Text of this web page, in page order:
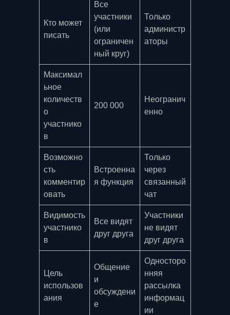
Кто может
писать
Все
участники
(или
ограничен
ный круг)
Только
администр
аторы
Максимал
ьное
количеств
о
участнико
в
200 000
Неогранич
енно
Возможно
сть
комментир
овать
Встроенна
я функция
Только
через
связанный
чат
Видимость
участнико
в
Все видят
друг друга
Участники
не видят
друг друга
Цель
использов
ания
Общение
и
обсуждени
е
Односторо
нняя
рассылка
информац
ии